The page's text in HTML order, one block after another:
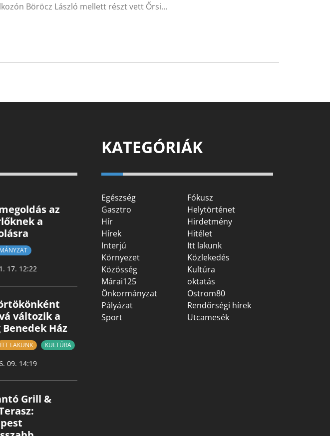
Böröcz László mellett részt vett Őrsi…
az
a
17. 12:22
változik a
Benedek Ház
ITT LAKUNK KULTÚRA
09. 14:19
Grill &
KATEGÓRIÁK
Egészség
Fókusz
Gasztro
Helytörténet
Hír
Hirdetmény
Hírek
Hitélet
Interjú
Itt lakunk
Környezet
Közlekedés
Közösség
Kultúra
Márai125
oktatás
Önkormányzat
Ostrom80
Pályázat
Rendőrségi hírek
Sport
Utcamesék